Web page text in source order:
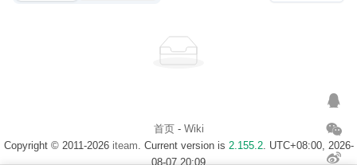
首页- Wiki
Copyright © 2011-2026 iteam. Current version is 2.155.2. UTC+08:00, 2026-
08-07 20:09